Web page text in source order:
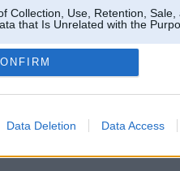
Collection, Use, Retention, Sale,
that Is Unrelated with the
Data Deletion Data Access
ar